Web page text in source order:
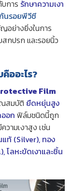
การ รักษาความเงา
นรอยพีวีซี
อย่างยิ่งในการ
กปรก และรอยนิ้ว
คืออะไร?
Film
สมบัติ ยืดหยุ่นสูง
อก ฟิล์มชนิดนี้ถูก
วามเงาสูง เช่น
ท้ (Silver), ทอง
โลหะขัดเงาและชิ้น